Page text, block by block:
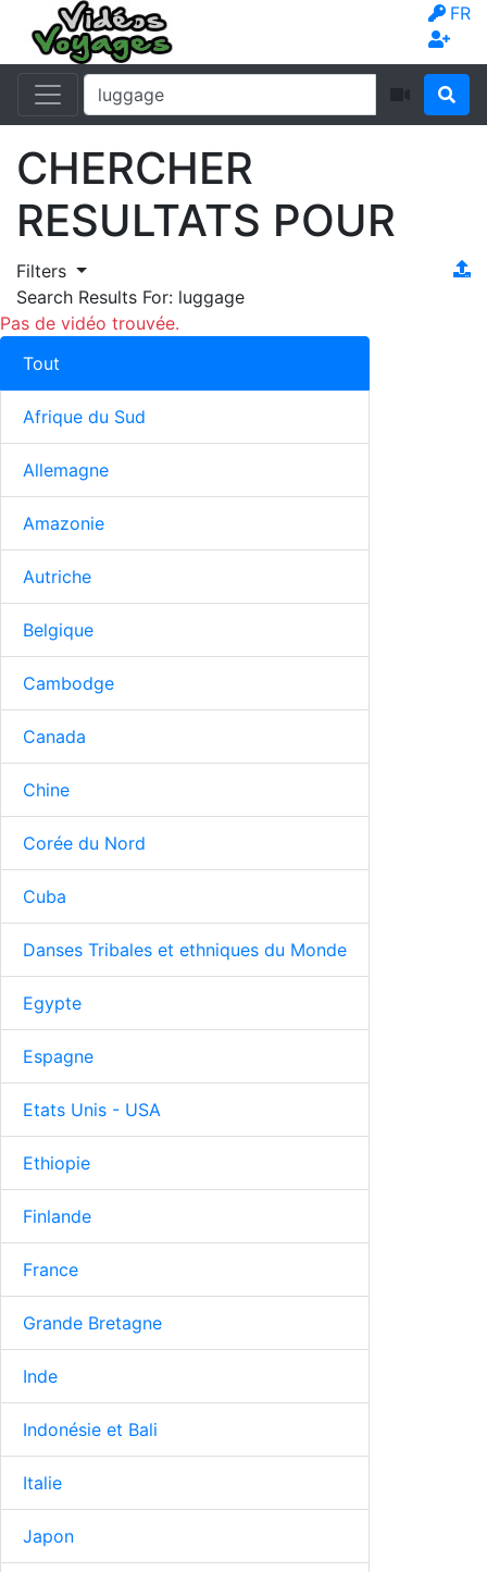
FR
CHERCHER
RESULTATS POUR
Filters
Search Results For: luggage
Pas de vidéo trouvée.
Tout
Afrique du Sud
Allemagne
Amazonie
Autriche
Belgique
Cambodge
Canada
Chine
Corée du Nord
Cuba
Danses Tribales et ethniques du Monde
Egypte
Espagne
Etats Unis - USA
Ethiopie
Finlande
France
Grande Bretagne
Inde
Indonésie et Bali
Italie
Japon